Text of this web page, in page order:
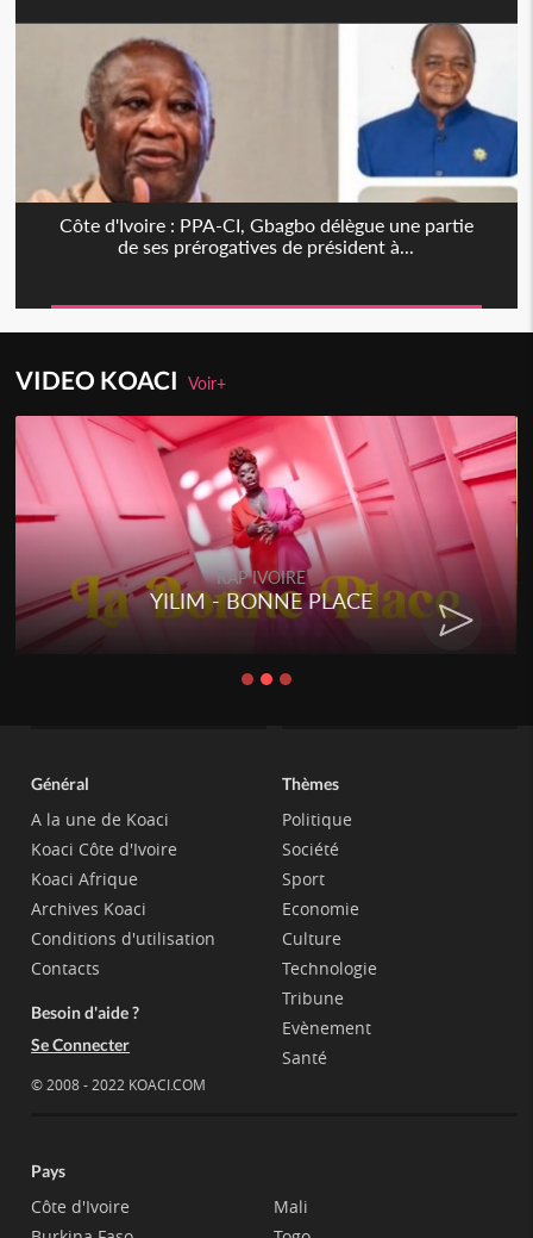
Côte d'Ivoire : PPA-CI, Gbagbo délègue une partie
de ses prérogatives de président à...
VIDEO KOACIVoir+
RAP IVOIRE
RENARD BARAKISSA - DOS DE
CHAT
Général
A la une de Koaci
Koaci Côte d'Ivoire
Koaci Afrique
Archives Koaci
Conditions d'utilisation
Contacts
Besoin d'aide ?
Se Connecter
© 2008 - 2022 KOACI.COM
Thèmes
Politique
Société
Sport
Economie
Culture
Technologie
Tribune
Evènement
Santé
Pays
Côte d'Ivoire
Mali